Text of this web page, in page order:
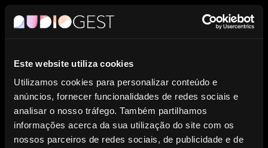
Este website utiliza cookies
Utilizamos cookies para personalizar conteúdo e
anúncios, fornecer funcionalidades de redes sociais e
analisar o nosso tráfego. Também partilhamos
informações acerca da sua utilização do site com os
nossos parceiros de redes sociais, de publicidade e de
PT
Entidade de Gestão Coletiva de
Direitos dos Produtores
Fonográficos.